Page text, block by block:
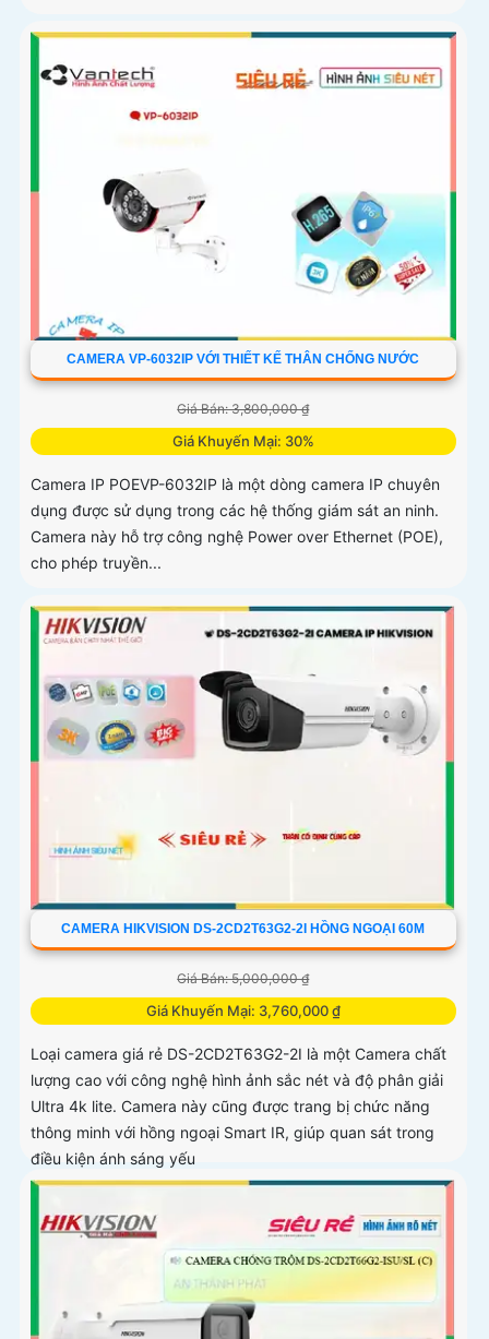
CAMERA VP-6032IP VỚI THIẾT KẾ THÂN CHỐNG NƯỚC
Giá Bán: 3,800,000 ₫
Giá Khuyến Mại: 30%
Camera IP POEVP-6032IP là một dòng camera IP chuyên
dụng được sử dụng trong các hệ thống giám sát an ninh.
Camera này hỗ trợ công nghệ Power over Ethernet (POE),
cho phép truyền...
CAMERA HIKVISION DS-2CD2T63G2-2I HỒNG NGOẠI 60M
Giá Bán: 5,000,000 ₫
Giá Khuyến Mại: 3,760,000 ₫
Loại camera giá rẻ DS-2CD2T63G2-2I là một Camera chất
lượng cao với công nghệ hình ảnh sắc nét và độ phân giải
Ultra 4k lite. Camera này cũng được trang bị chức năng
thông minh với hồng ngoại Smart IR, giúp quan sát trong
điều kiện ánh sáng yếu